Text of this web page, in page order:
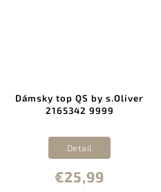
Dámsky top QS by s.Oliver
2165342 9999
€25,99
Detail